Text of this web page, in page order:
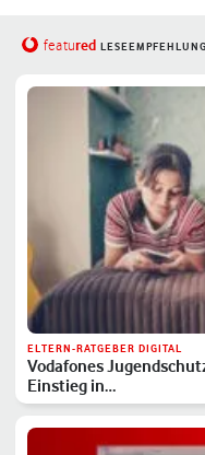
featured
ELTERN-RATGEBER DIGITAL
Vodafones
Einstieg in…